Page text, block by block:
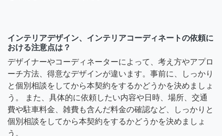
インテリアデザイン、インテリアコーディネートの依頼に
おける注意点は？
デザイナーやコーディネーターによって、考え方やアプロ
ーチ方法、得意なデザインが違います。事前に、しっかり
と個別相談をしてから本契約をするかどうかを決めましょ
う。 また、具体的に依頼したい内容や日時、場所、交通
費や駐車料金、雑費も含んだ料金の確認など、しっかりと
個別相談をしてから本契約をするかどうかを決めましょ
う。